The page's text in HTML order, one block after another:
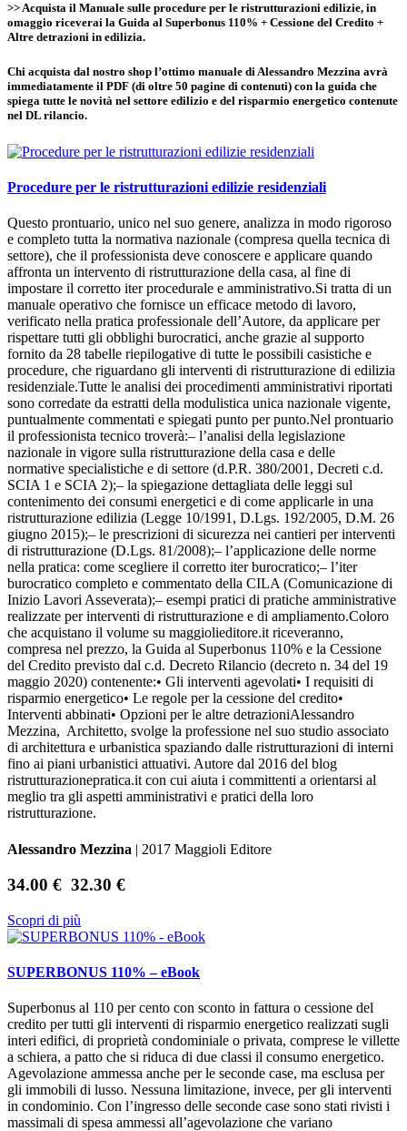
>> Acquista il Manuale sulle procedure per le ristrutturazioni edilizie, in
omaggio riceverai la Guida al Superbonus 110% + Cessione del Credito +
Altre detrazioni in edilizia.
Chi acquista dal nostro shop l’ottimo manuale di Alessandro Mezzina avrà
immediatamente il PDF (di oltre 50 pagine di contenuti) con la guida che
spiega tutte le novità nel settore edilizio e del risparmio energetico contenute
nel DL rilancio.
Procedure per le ristrutturazioni edilizie residenziali
Questo prontuario, unico nel suo genere, analizza in modo rigoroso
e completo tutta la normativa nazionale (compresa quella tecnica di
settore), che il professionista deve conoscere e applicare quando
affronta un intervento di ristrutturazione della casa, al fine di
impostare il corretto iter procedurale e amministrativo.Si tratta di un
manuale operativo che fornisce un efficace metodo di lavoro,
verificato nella pratica professionale dell’Autore, da applicare per
rispettare tutti gli obblighi burocratici, anche grazie al supporto
fornito da 28 tabelle riepilogative di tutte le possibili casistiche e
procedure, che riguardano gli interventi di ristrutturazione di edilizia
residenziale.Tutte le analisi dei procedimenti amministrativi riportati
sono corredate da estratti della modulistica unica nazionale vigente,
puntualmente commentati e spiegati punto per punto.Nel prontuario
il professionista tecnico troverà:– l’analisi della legislazione
nazionale in vigore sulla ristrutturazione della casa e delle
normative specialistiche e di settore (d.P.R. 380/2001, Decreti c.d.
SCIA 1 e SCIA 2);– la spiegazione dettagliata delle leggi sul
contenimento dei consumi energetici e di come applicarle in una
ristrutturazione edilizia (Legge 10/1991, D.Lgs. 192/2005, D.M. 26
giugno 2015);– le prescrizioni di sicurezza nei cantieri per interventi
di ristrutturazione (D.Lgs. 81/2008);– l’applicazione delle norme
nella pratica: come scegliere il corretto iter burocratico;– l’iter
burocratico completo e commentato della CILA (Comunicazione di
Inizio Lavori Asseverata);– esempi pratici di pratiche amministrative
realizzate per interventi di ristrutturazione e di ampliamento.Coloro
che acquistano il volume su maggiolieditore.it riceveranno,
compresa nel prezzo, la Guida al Superbonus 110% e la Cessione
del Credito previsto dal c.d. Decreto Rilancio (decreto n. 34 del 19
maggio 2020) contenente:• Gli interventi agevolati• I requisiti di
risparmio energetico• Le regole per la cessione del credito•
Interventi abbinati• Opzioni per le altre detrazioniAlessandro
Mezzina, Architetto, svolge la professione nel suo studio associato
di architettura e urbanistica spaziando dalle ristrutturazioni di interni
fino ai piani urbanistici attuativi. Autore dal 2016 del blog
ristrutturazionepratica.it con cui aiuta i committenti a orientarsi al
meglio tra gli aspetti amministrativi e pratici della loro
ristrutturazione.
Alessandro Mezzina | 2017 Maggioli Editore
34.00 € 32.30 €
Scopri di più
SUPERBONUS 110% – eBook
Superbonus al 110 per cento con sconto in fattura o cessione del
credito per tutti gli interventi di risparmio energetico realizzati sugli
interi edifici, di proprietà condominiale o privata, comprese le villette
a schiera, a patto che si riduca di due classi il consumo energetico.
Agevolazione ammessa anche per le seconde case, ma esclusa per
gli immobili di lusso. Nessuna limitazione, invece, per gli interventi
in condominio. Con l’ingresso delle seconde case sono stati rivisti i
massimali di spesa ammessi all’agevolazione che variano